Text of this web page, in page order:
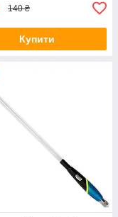
140 ₴
Купити